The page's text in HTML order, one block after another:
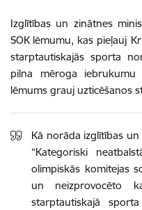
Izglītības un zinātnes
SOK lēmumu, kas pieļauj
starptautiskajās sporta
pilna mēroga
lēmums grauj uzticēšanos
Kā norāda izglītības
“Kategoriski
olimpiskās komitejas
un neizprovocēto
starptautiskajā